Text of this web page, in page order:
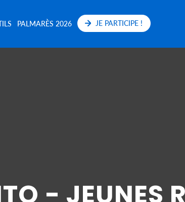
PALMARÈS 2026 JE PARTICIPE !
- JEUNES